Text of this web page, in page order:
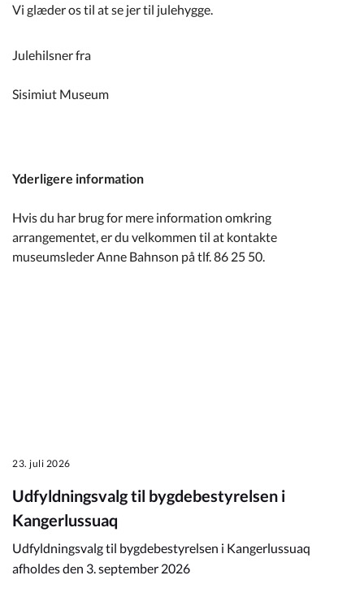
Vi glæder os til at se jer til julehygge.
Julehilsner fra
Sisimiut Museum
Yderligere information
Hvis du har brug for mere information omkring
arrangementet, er du velkommen til at kontakte
museumsleder Anne Bahnson på tlf. 86 25 50.
23. juli 2026
Udfyldningsvalg til bygdebestyrelsen i
Kangerlussuaq
Udfyldningsvalg til bygdebestyrelsen i Kangerlussuaq
afholdes den 3. september 2026